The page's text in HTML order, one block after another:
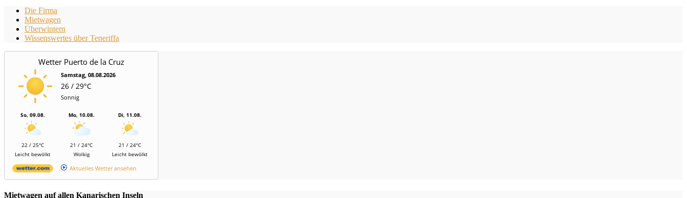
Die Firma
Mietwagen
Überwintern
Wissenswertes über Teneriffa
Wetter Puerto de la Cruz
Samstag, 08.08.2026
26 / 29°C
Sonnig
So, 09.08.
22 / 25°C
Leicht bewölkt
Mo, 10.08.
21 / 24°C
Wolkig
Di, 11.08.
21 / 24°C
Leicht bewölkt
Aktuelles Wetter ansehen
Mietwagen auf allen Kanarischen Inseln